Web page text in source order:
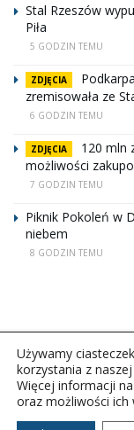
Stal Rzeszów
Piła
5 GODZIN TEMU
ZDJĘCIA
zremisowała ze
6 GODZIN TEMU
ZDJĘCIA
120 mln
możliwości
7 GODZIN TEMU
Piknik Pokoleń w
niebem
8 GODZIN TEMU
Copyright ©
Używamy
korzystania z
Więcej informacji
oraz możliwości ich